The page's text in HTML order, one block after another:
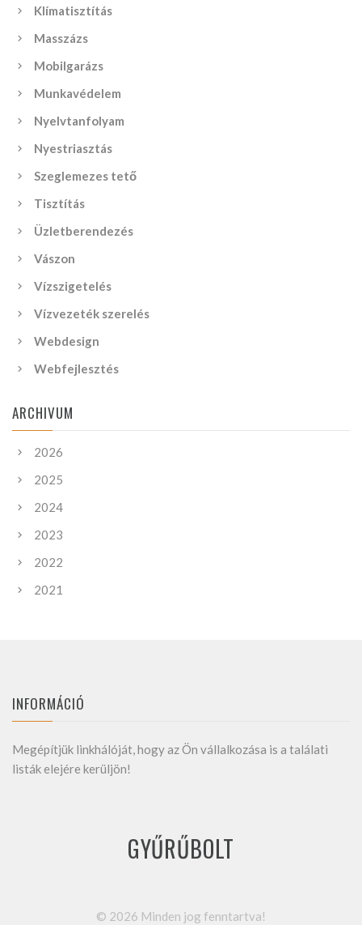
Klímatisztítás
Masszázs
Mobilgarázs
Munkavédelem
Nyelvtanfolyam
Nyestriasztás
Szeglemezes tető
Tisztítás
Üzletberendezés
Vászon
Vízszigetelés
Vízvezeték szerelés
Webdesign
Webfejlesztés
ARCHIVUM
2026
2025
2024
2023
2022
2021
INFORMÁCIÓ
Megépítjük linkhálóját, hogy az Ön vállalkozása is a találati
listák elejére kerüljön!
GYŰRŰBOLT
© 2026 Minden jog fenntartva!